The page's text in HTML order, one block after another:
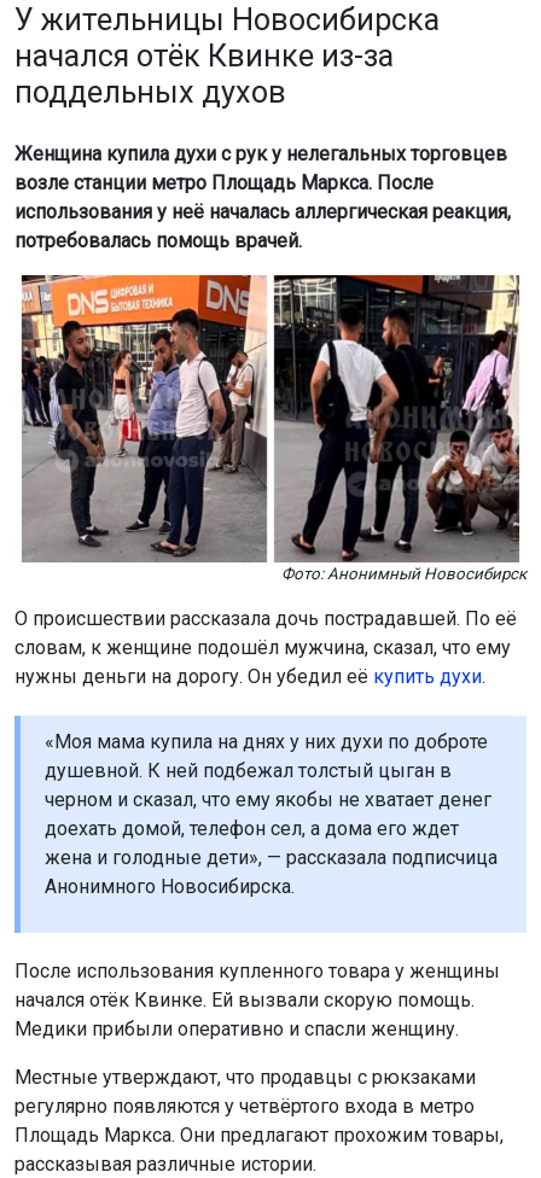
У жительницы Новосибирска
начался отёк Квинке из-за
поддельных духов
Женщина купила духи с рук у нелегальных торговцев
возле станции метро Площадь Маркса. После
использования у неё началась аллергическая реакция,
потребовалась помощь врачей.
Фото: Анонимный Новосибирск
О происшествии рассказала дочь пострадавшей. По её
словам, к женщине подошёл мужчина, сказал, что ему
нужны деньги на дорогу. Он убедил её купить духи.
«Моя мама купила на днях у них духи по доброте
душевной. К ней подбежал толстый цыган в
черном и сказал, что ему якобы не хватает денег
доехать домой, телефон сел, а дома его ждет
жена и голодные дети», — рассказала подписчица
Анонимного Новосибирска.
После использования купленного товара у женщины
начался отёк Квинке. Ей вызвали скорую помощь.
Медики прибыли оперативно и спасли женщину.
Местные утверждают, что продавцы с рюкзаками
регулярно появляются у четвёртого входа в метро
Площадь Маркса. Они предлагают прохожим товары,
рассказывая различные истории.